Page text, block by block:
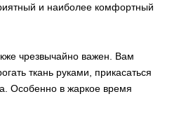
и наиболее комфортный
чрезвычайно важен. Вам
ткань руками, прикасаться
Особенно в жаркое время